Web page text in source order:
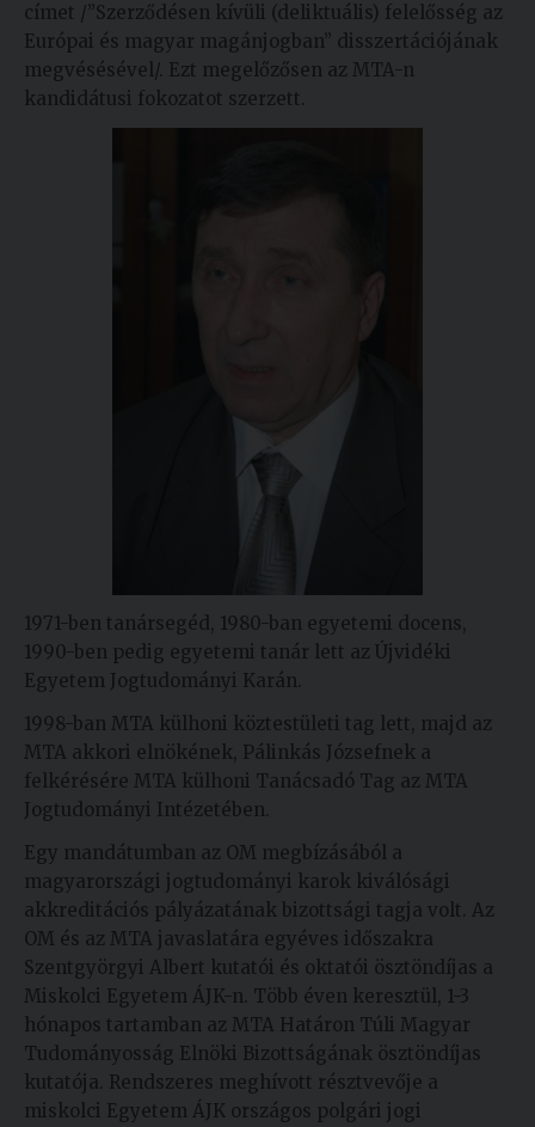
Sajtó
Sport
címet /”Szerződésen kívüli (deliktuális) felelősség az
Európai és magyar magánjogban” disszertációjának
megvésésével/. Ezt megelőzősen az MTA-n
kandidátusi fokozatot szerzett.
1971-ben tanársegéd, 1980-ban egyetemi docens,
1990-ben pedig egyetemi tanár lett az Újvidéki
Egyetem Jogtudományi Karán.
1998-ban MTA külhoni köztestületi tag lett, majd az
MTA akkori elnökének, Pálinkás Józsefnek a
felkérésére MTA külhoni Tanácsadó Tag az MTA
Jogtudományi Intézetében.
Egy mandátumban az OM megbízásából a
magyarországi jogtudományi karok kiválósági
akkreditációs pályázatának bizottsági tagja volt. Az
OM és az MTA javaslatára egyéves időszakra
Szentgyörgyi Albert kutatói és oktatói ösztöndíjas a
Miskolci Egyetem ÁJK-n. Több éven keresztül, 1-3
hónapos tartamban az MTA Határon Túli Magyar
Tudományosság Elnöki Bizottságának ösztöndíjas
kutatója. Rendszeres meghívott résztvevője a
miskolci Egyetem ÁJK országos polgári jogi